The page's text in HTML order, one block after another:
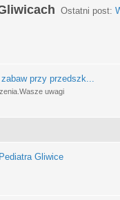
Ostatni post:
zabaw przy przedszk...
uwagi
Pediatra Gliwice